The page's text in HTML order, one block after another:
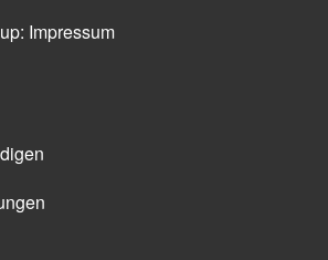
Impressum